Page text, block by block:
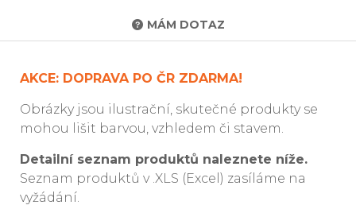
MÁM DOTAZ
AKCE: DOPRAVA PO ČR ZDARMA!
Obrázky jsou ilustrační, skutečné produkty se
mohou lišit barvou, vzhledem či stavem.
Detailní seznam produktů naleznete níže.
Seznam produktů v .XLS (Excel) zasíláme na
vyžádání.